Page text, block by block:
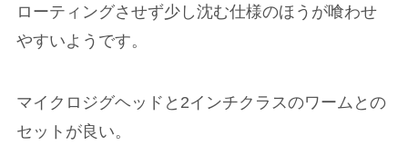
ローティングさせず少し沈む仕様のほうが喰わせ
やすいようです。
マイクロジグヘッドと2インチクラスのワームとの
セットが良い。